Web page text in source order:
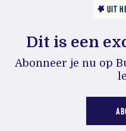
Dit is een
Abonneer je nu op
UIT